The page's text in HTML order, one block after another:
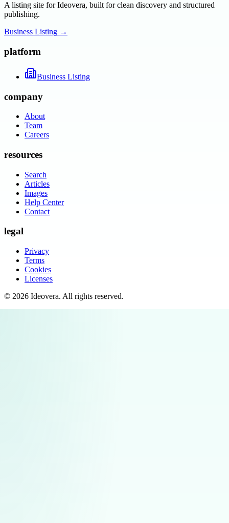
A listing site for Ideovera, built for clean discovery and structured
publishing.
Business Listing →
platform
Business Listing
company
About
Team
Careers
resources
Search
Articles
Images
Help Center
Contact
legal
Privacy
Terms
Cookies
Licenses
© 2026 Ideovera. All rights reserved.